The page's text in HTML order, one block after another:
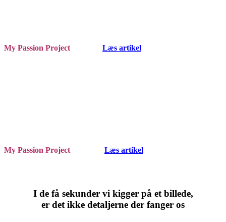
My Passion Project Læs artikel
My Passion Project Læs artikel
I de få sekunder vi kigger på et billede,
er det ikke detaljerne der fanger os